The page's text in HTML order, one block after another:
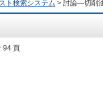
ト検索システム > 討論―切削
94 頁